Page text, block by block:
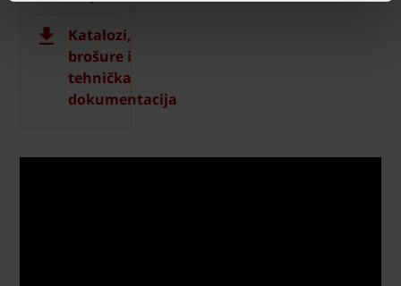
Katalozi,
brošure i
tehnička
dokumentacija